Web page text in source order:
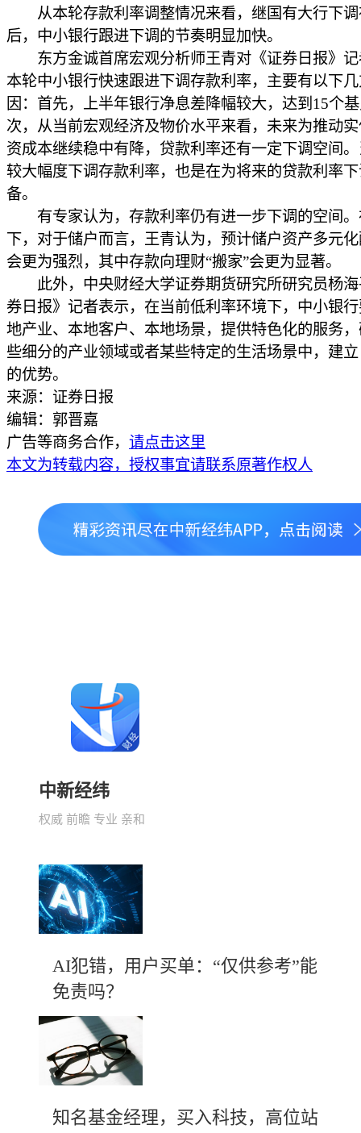
从本轮存款利率调整情况来看，继国有大行下调
后，中小银行跟进下调的节奏明显加快。
东方金诚首席宏观分析师王青对《证券日报》记
本轮中小银行快速跟进下调存款利率，主要有以下
因：首先，上半年银行净息差降幅较大，达到15个
次，从当前宏观经济及物价水平来看，未来为推动
资成本继续稳中有降，贷款利率还有一定下调空间
较大幅度下调存款利率，也是在为将来的贷款利率
备。
有专家认为，存款利率仍有进一步下调的空间。
下，对于储户而言，王青认为，预计储户资产多元
会更为强烈，其中存款向理财“搬家”会更为显著。
此外，中央财经大学证券期货研究所研究员杨海
券日报》记者表示，在当前低利率环境下，中小银
地产业、本地客户、本地场景，提供特色化的服务
些细分的产业领域或者某些特定的生活场景中，建
的优势。
来源：证券日报
编辑：郭晋嘉
广告等商务合作， 请点击这里
本文为转载内容，授权事宜请联系原著作权人
中新经纬
权威 前瞻 专业 亲和
AI犯错，用户买单：“仅供参考”能
免责吗？
知名基金经理，买入科技，高位站